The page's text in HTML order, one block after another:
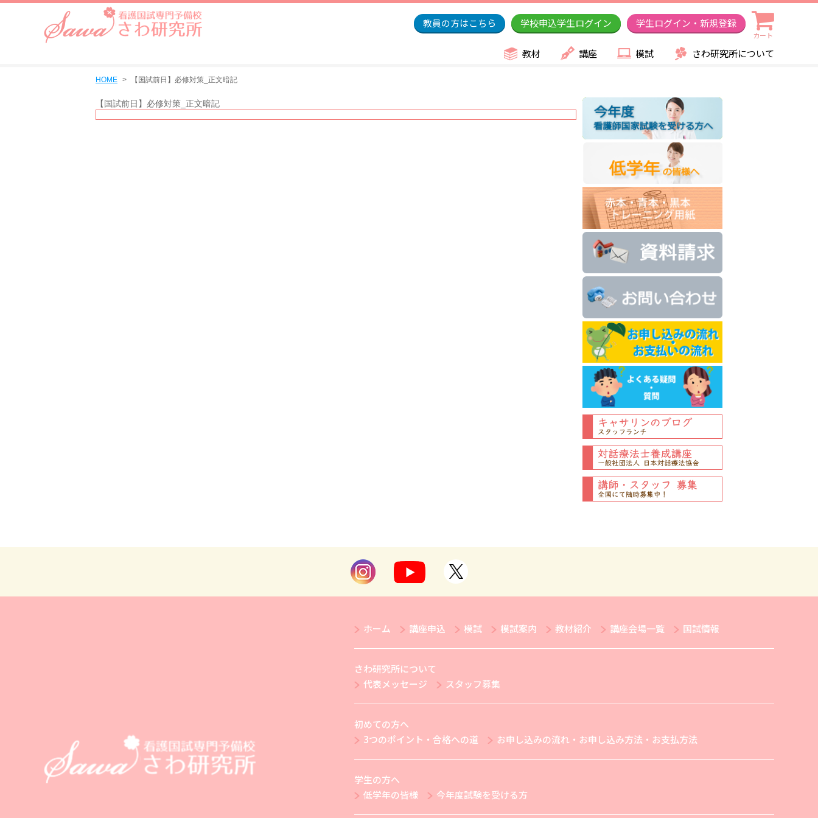
教員の方はこちら 学校申込学生ログイン 学生ログイン・新規登録
カート
教材 講座 模試 さわ研究所について
HOME 【国試前日】必修対策_正文暗記
【国試前日】必修対策_正文暗記
ホーム 講座申込 模試 模試案内 教材紹介 講座会場一覧 国試情報
さわ研究所について
代表メッセージ
スタッフ募集
初めての方へ
3つのポイント・合格への道
お申し込みの流れ・お申し込み方法・お支払方法
学生の方へ
低学年の皆様
今年度試験を受ける方